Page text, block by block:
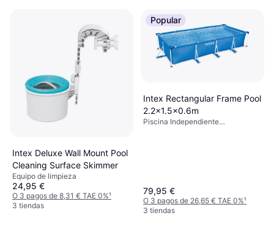
Intex Deluxe Wall Mount Pool
Cleaning Surface Skimmer
Equipo de limpieza
24,95 €
O 3 pagos de 8,31 € TAE 0%¹
3 tiendas
Popular
Intex Rectangular Frame Pool
2.2x1.5x0.6m
Piscina Independiente
79,95 €
O 3 pagos de 26,65 € TAE 0%¹
3 tiendas